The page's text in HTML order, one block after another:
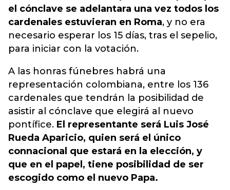
el cónclave se adelantara una vez todos los
cardenales estuvieran en Roma, y no era
necesario esperar los 15 días, tras el sepelio,
para iniciar con la votación.
A las honras fúnebres habrá una
representación colombiana, entre los 136
cardenales que tendrán la posibilidad de
asistir al cónclave que elegirá al nuevo
pontífice. El representante será Luis José
Rueda Aparicio, quien será el único
connacional que estará en la elección, y
que en el papel, tiene posibilidad de ser
escogido como el nuevo Papa.